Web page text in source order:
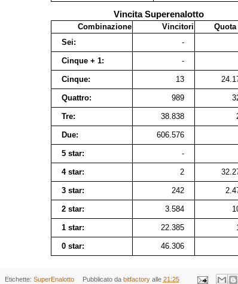
Vincita Superenalotto
Combinazione Vincitori
Sei:
-
Cinque + 1: -
Cinque: 13
Quattro: 989
Tre: 38.838
Due: 606.576
5 star: -
4 star: 2
3 star: 242
2 star: 3.584
1 star: 22.385
0 star: 46.306
Etichette: SuperEnalotto Pubblicato da bitfactory alle 21:25